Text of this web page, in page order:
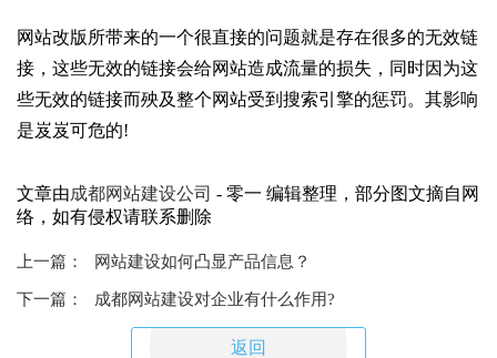
网站改版所带来的一个很直接的问题就是存在很多的无效链
接，这些无效的链接会给网站造成流量的损失，同时因为这
些无效的链接而殃及整个网站受到搜索引擎的惩罚。其影响
是岌岌可危的!
文章由成都网站建设公司 - 零一 编辑整理，部分图文摘自网
络，如有侵权请联系删除
上一篇： 网站建设如何凸显产品信息？
下一篇： 成都网站建设对企业有什么作用?
返回